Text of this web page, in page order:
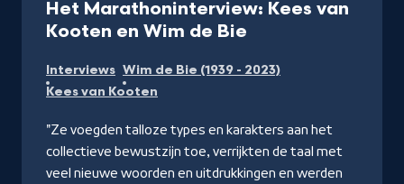
Het Marathoninterview: Kees van
Kooten en Wim de Bie
VPRO.nl
Interviews Wim de Bie (1939 - 2023)
Kees van Kooten
"Ze voegden talloze types en karakters aan het
collectieve bewustzijn toe, verrijkten de taal met
veel nieuwe woorden en uitdrukkingen en werden